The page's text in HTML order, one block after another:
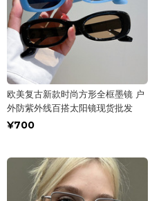
欧美复古新款时尚方形全框墨镜 户
外防紫外线百搭太阳镜现货批发
¥700